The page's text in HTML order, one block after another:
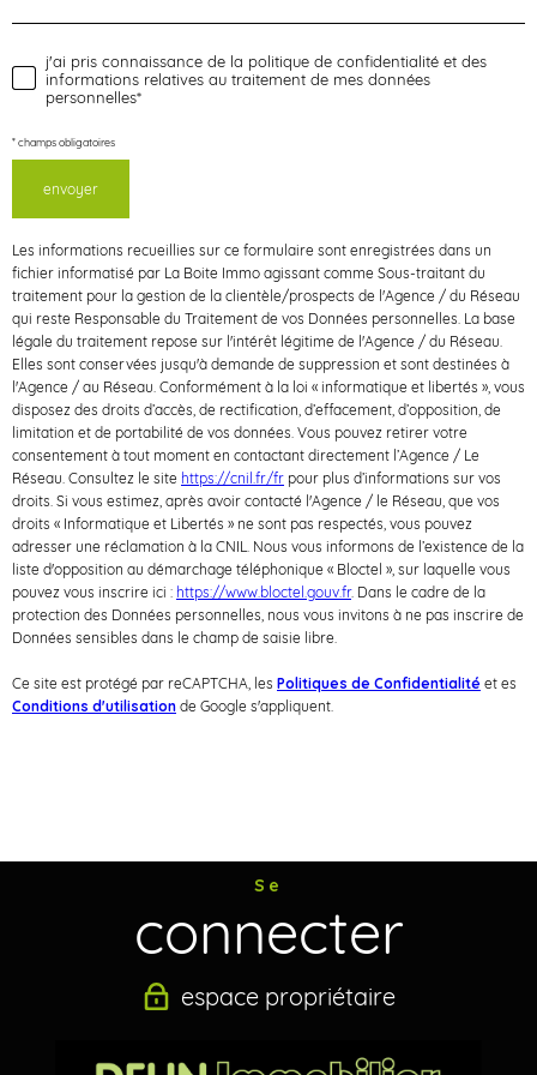
o
o
r
d
o
n
n
é
e
s
g
n
z
v
c
o
o
r
d
o
n
e
Validation
j'ai pris connaissance de la politique de confidentialité et des
informations relatives au traitement de mes données
personnelles*
* champs obligatoires
envoyer
Les informations recueillies sur ce formulaire sont enregistrées dans un
fichier informatisé par La Boite Immo agissant comme Sous-traitant du
traitement pour la gestion de la clientèle/prospects de l'Agence / du Réseau
qui reste Responsable du Traitement de vos Données personnelles. La base
légale du traitement repose sur l'intérêt légitime de l'Agence / du Réseau.
Elles sont conservées jusqu'à demande de suppression et sont destinées à
l'Agence / au Réseau. Conformément à la loi « informatique et libertés », vous
disposez des droits d’accès, de rectification, d’effacement, d’opposition, de
limitation et de portabilité de vos données. Vous pouvez retirer votre
consentement à tout moment en contactant directement l’Agence / Le
Réseau. Consultez le site https://cnil.fr/fr pour plus d’informations sur vos
droits. Si vous estimez, après avoir contacté l'Agence / le Réseau, que vos
droits « Informatique et Libertés » ne sont pas respectés, vous pouvez
adresser une réclamation à la CNIL. Nous vous informons de l’existence de la
liste d'opposition au démarchage téléphonique « Bloctel », sur laquelle vous
pouvez vous inscrire ici : https://www.bloctel.gouv.fr. Dans le cadre de la
protection des Données personnelles, nous vous invitons à ne pas inscrire de
Données sensibles dans le champ de saisie libre.
Ce site est protégé par reCAPTCHA, les Politiques de Confidentialité et es
Conditions d'utilisation de Google s'appliquent.
Se
connecter
espace propriétaire